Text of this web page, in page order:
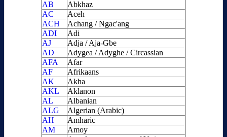
AB
Abkhaz
AC
Aceh
ACH
Achang / Ngac'ang
ADI
Adi
AJ
Adja / Aja-Gbe
AD
Adygea / Adyghe / Circassian
AFA
Afar
AF
Afrikaans
AK
Akha
AKL
Aklanon
AL
Albanian
ALG
Algerian (Arabic)
AH
Amharic
AM
Amoy